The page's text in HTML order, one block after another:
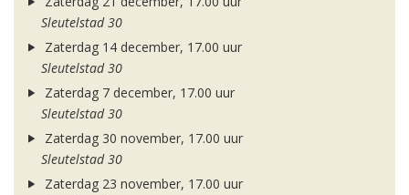
Sleutelstad 30
Zaterdag 14 december, 17.00 uur
Sleutelstad 30
Zaterdag 7 december, 17.00 uur
Sleutelstad 30
Zaterdag 30 november, 17.00 uur
Sleutelstad 30
Zaterdag 23 november, 17.00 uur